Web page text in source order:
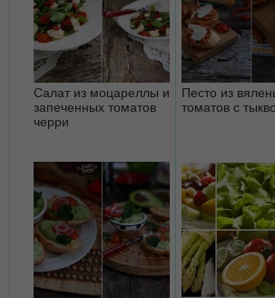
Салат из моцареллы и
запеченных томатов
черри
Песто из
томатов с